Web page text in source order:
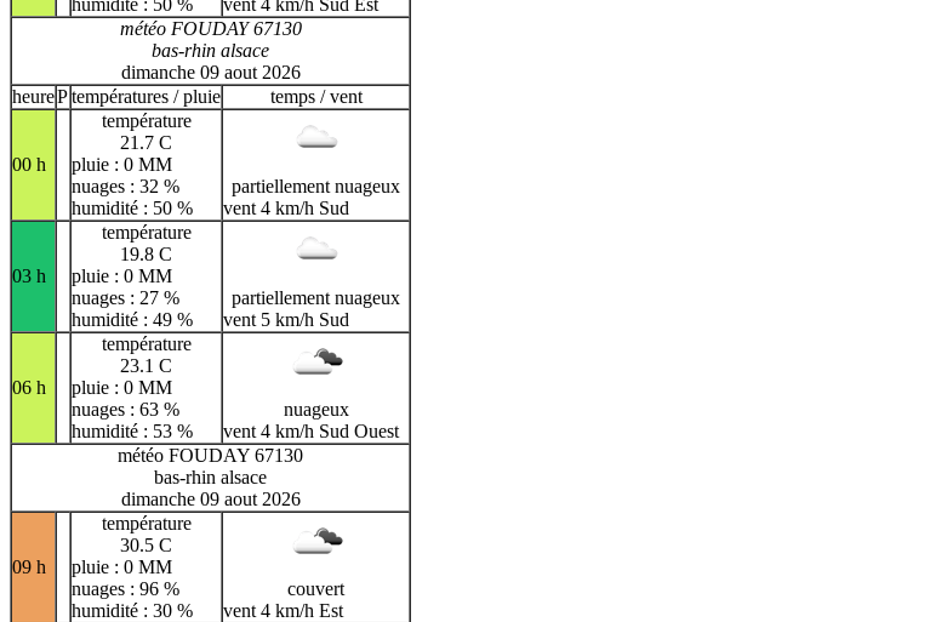
météo FOUDAY 67130
bas-rhin alsace
dimanche 09 aout 2026
heurePtempératures / pluie temps / vent
00 h
température
21.7 C
pluie : 0 MM
nuages : 32 %
humidité : 50 %
partiellement nuageux
vent 4 km/h Sud
03 h
température
19.8 C
pluie : 0 MM
nuages : 27 %
humidité : 49 %
partiellement nuageux
vent 5 km/h Sud
06 h
température
23.1 C
pluie : 0 MM
nuages : 63 %
humidité : 53 %
nuageux
vent 4 km/h Sud Ouest
météo FOUDAY 67130
bas-rhin alsace
dimanche 09 aout 2026
09 h
température
30.5 C
pluie : 0 MM
nuages : 96 %
humidité : 30 %
couvert
vent 4 km/h Est